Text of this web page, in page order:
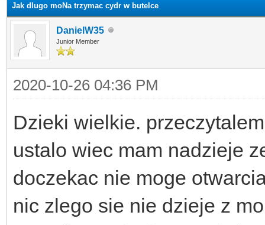
Jak dlugo moNa trzymac cydr w butelce
DanielW35
Junior Member
2020-10-26 04:36 PM
Dzieki wielkie.
ustalo wiec mam nadzieje
doczekac nie moge
nic zlego sie nie dzieje z